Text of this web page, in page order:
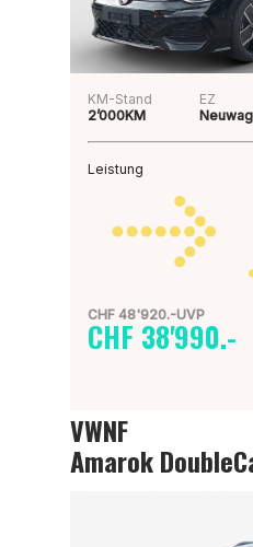
KM-Stand
2’000KM
EZ
Leistung
CHF 48'920.-UVP
CHF 38'990.-
VWNF
Amarok